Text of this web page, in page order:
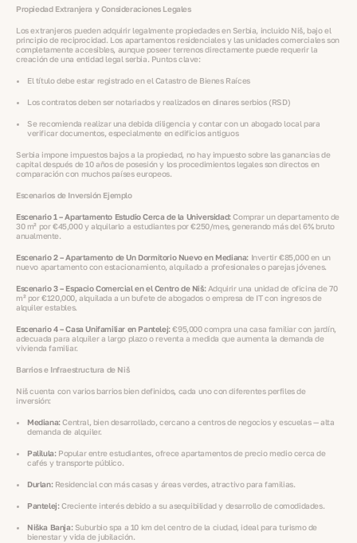
Propiedad Extranjera y Consideraciones Legales
Los extranjeros pueden adquirir legalmente propiedades en Serbia, incluido Niš, bajo el
principio de reciprocidad. Los apartamentos residenciales y las unidades comerciales son
completamente accesibles, aunque poseer terrenos directamente puede requerir la
creación de una entidad legal serbia. Puntos clave:
El título debe estar registrado en el Catastro de Bienes Raíces
Los contratos deben ser notariados y realizados en dinares serbios (RSD)
Se recomienda realizar una debida diligencia y contar con un abogado local para
verificar documentos, especialmente en edificios antiguos
Serbia impone impuestos bajos a la propiedad, no hay impuesto sobre las ganancias de
capital después de 10 años de posesión y los procedimientos legales son directos en
comparación con muchos países europeos.
Escenarios de Inversión Ejemplo
Escenario 1 – Apartamento Estudio Cerca de la Universidad:Comprar un departamento de
30 m² por €45,000 y alquilarlo a estudiantes por €250/mes, generando más del 6% bruto
anualmente.
Escenario 2 – Apartamento de Un Dormitorio Nuevo en Mediana: Invertir €85,000 en un
nuevo apartamento con estacionamiento, alquilado a profesionales o parejas jóvenes.
Escenario 3 – Espacio Comercial en el Centro de Niš:Adquirir una unidad de oficina de 70
m² por €120,000, alquilada a un bufete de abogados o empresa de IT con ingresos de
alquiler estables.
Escenario 4 – Casa Unifamiliar en Pantelej:€95,000 compra una casa familiar con jardín,
adecuada para alquiler a largo plazo o reventa a medida que aumenta la demanda de
vivienda familiar.
Barrios e Infraestructura de Niš
Niš cuenta con varios barrios bien definidos, cada uno con diferentes perfiles de
inversión:
Mediana:Central, bien desarrollado, cercano a centros de negocios y escuelas — alta
demanda de alquiler.
Palilula:Popular entre estudiantes, ofrece apartamentos de precio medio cerca de
cafés y transporte público.
Durlan:Residencial con más casas y áreas verdes, atractivo para familias.
Pantelej:Creciente interés debido a su asequibilidad y desarrollo de comodidades.
Niška Banja:Suburbio spa a 10 km del centro de la ciudad, ideal para turismo de
bienestar y vida de jubilación.